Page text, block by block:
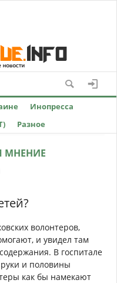
Инопресса
Разное
МНЕНИЕ
волонтеров,
и увидел там
В госпитале
и половины
как бы намекают